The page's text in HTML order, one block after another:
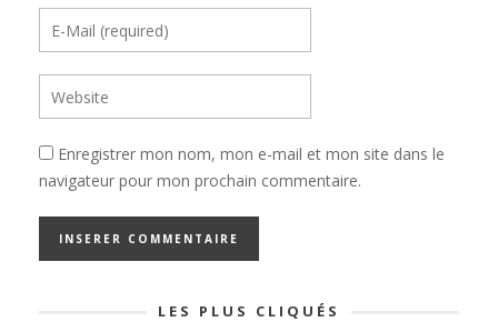
Enregistrer mon nom, mon e-mail et mon site dans le
navigateur pour mon prochain commentaire.
LES PLUS CLIQUÉS